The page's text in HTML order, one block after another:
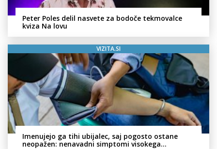
Peter Poles delil nasvete za bodoče tekmovalce
kviza Na lovu
VIZITA.SI
Imenujejo ga tihi ubijalec, saj pogosto ostane
neopažen: nenavadni simptomi visokega